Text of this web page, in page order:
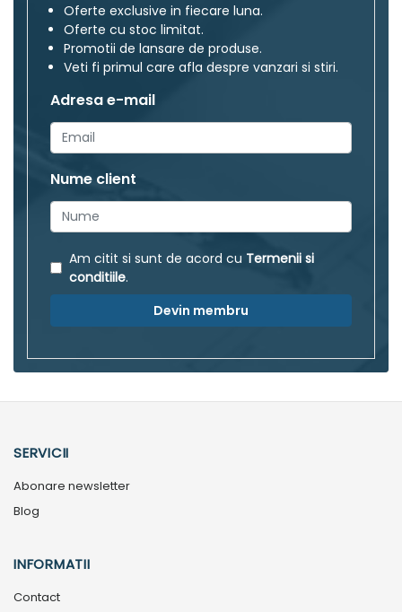
Oferte exclusive in fiecare luna.
Oferte cu stoc limitat.
Promotii de lansare de produse.
Veti fi primul care afla despre vanzari si stiri.
Adresa e-mail
Nume client
Am citit si sunt de acord cu Termenii si
conditiile.
Devin membru
SERVICII
Abonare newsletter
Blog
INFORMATII
Contact